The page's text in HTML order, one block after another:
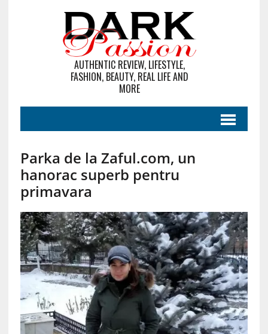
AUTHENTIC REVIEW, LIFESTYLE,
FASHION, BEAUTY, REAL LIFE AND
MORE
Parka de la Zaful.com, un
hanorac superb pentru
primavara